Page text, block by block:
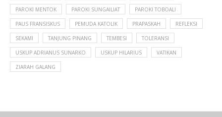
PAROKI MENTOK PAROKI SUNGAILIAT PAROKI TOBOALI
PAUS FRANSISKUS PEMUDA KATOLIK PRAPASKAH REFLEKSI
SEKAMI TANJUNG PINANG TEMBESI TOLERANSI
USKUP ADRIANUS SUNARKO USKUP HILARIUS VATIKAN
ZIARAH GALANG